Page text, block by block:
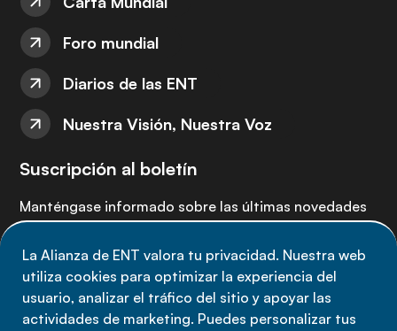
La Alianza de ENT valora tu privacidad. Nuestra web
utiliza cookies para optimizar la experiencia del
usuario, analizar el tráfico del sitio y apoyar las
actividades de marketing. Puedes personalizar tus
Foro mundial
Diarios de las ENT
Nuestra Visión, Nuestra Voz
Suscripción al boletín
Manténgase informado sobre las últimas novedades
Suscríbete ahora